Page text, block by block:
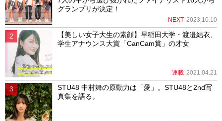
グランプリが決定！
NEXT 2023.10.10
【美しい女子大生の素顔】早稲田大学・渡邉結衣、
学生アナウンス大賞「CanCam賞」の才女
連載 2021.04.21
STU48 中村舞の原動力は「愛」。STU48と2nd写
真集を語る。